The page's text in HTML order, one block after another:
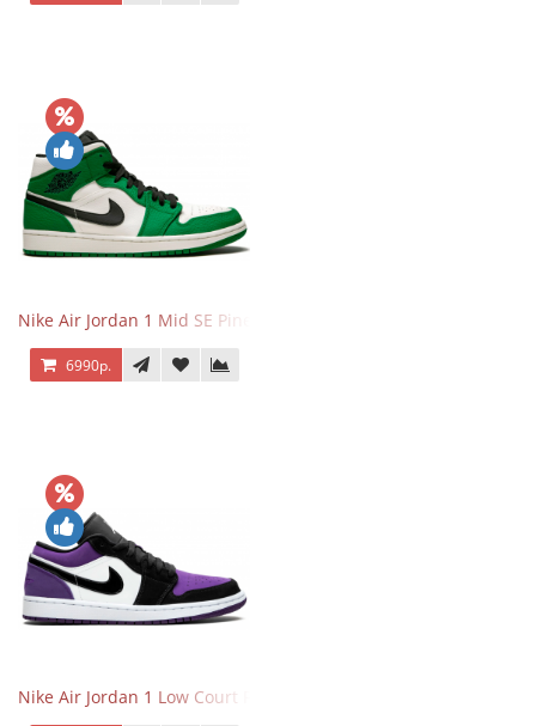
Nike Air Jordan 1 Mid SE Pine Green
6990р.
Nike Air Jordan 1 Low Court Purple